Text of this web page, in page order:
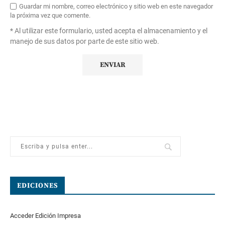
Guardar mi nombre, correo electrónico y sitio web en este navegador
la próxima vez que comente.
* Al utilizar este formulario, usted acepta el almacenamiento y el
manejo de sus datos por parte de este sitio web.
EDICIONES
Acceder Edición Impresa